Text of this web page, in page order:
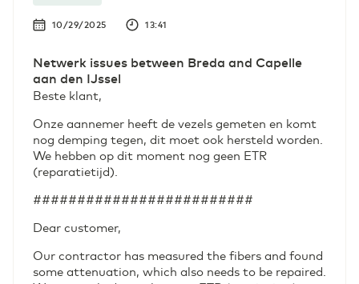
10/29/2025 13:41
Netwerk issues between Breda and Capelle
aan den IJssel
Beste klant,
Onze aannemer heeft de vezels gemeten en komt
nog demping tegen, dit moet ook hersteld worden.
We hebben op dit moment nog geen ETR
(reparatietijd).
#########################
Dear customer,
Our contractor has measured the fibers and found
some attenuation, which also needs to be repaired.